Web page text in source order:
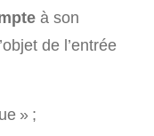
à son
de l’entrée
» ;